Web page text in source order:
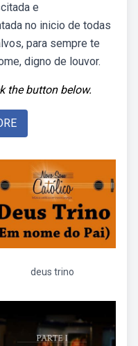
e
no inicio de todas
para sempre te
digno de louvor.
the button below.
deus trino